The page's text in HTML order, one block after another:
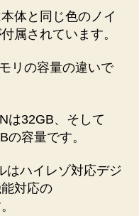
体と同じ色のノイ
属されています。
リの容量の違いで
は32GB、そして
容量です。
はハイレゾ対応デジ
対応の